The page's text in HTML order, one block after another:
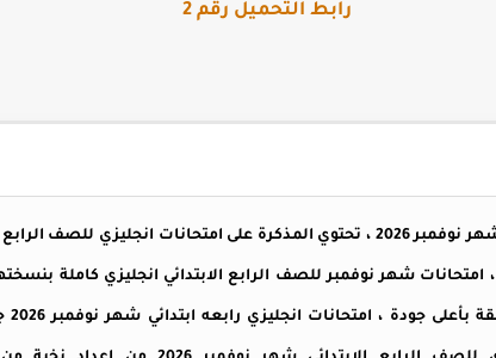
رابط التحميل رقم 2
امتحانات انجليزي للصف الرابع الابتدائي شهر نوفمبر 2026 ، تحتوي المذكرة على
شهر نوفمبر للصف الرابع الابتدائي 2026 ، امتحانات شهر نوفمبر للصف الرابع الابتدائي